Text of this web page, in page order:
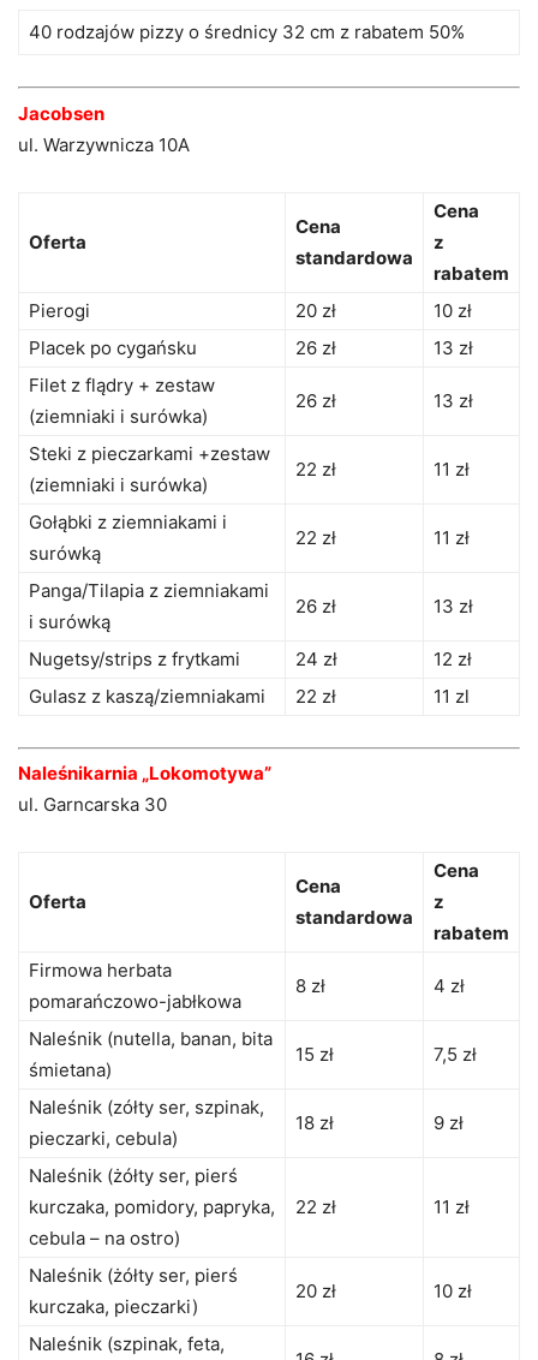
40 rodzajów pizzy o średnicy 32 cm z rabatem 50%
Jacobsen
ul. Warzywnicza 10A
Oferta
Cena
standardowa
Cena
z
rabatem
Pierogi
20 zł
10 zł
Placek po cygańsku
26 zł
13 zł
Filet z flądry + zestaw
(ziemniaki i surówka)
26 zł 13 zł
Steki z pieczarkami +zestaw
(ziemniaki i surówka)
22 zł 11 zł
Gołąbki z ziemniakami i
surówką
22 zł 11 zł
Panga/Tilapia z ziemniakami
i surówką
26 zł 13 zł
Nugetsy/strips z frytkami 24 zł
12 zł
Gulasz z kaszą/ziemniakami
22 zł 11 zl
Naleśnikarnia „Lokomotywa”
ul. Garncarska 30
Oferta
Cena
standardowa
Cena
z
rabatem
Firmowa herbata
pomarańczowo-jabłkowa
8 zł 4 zł
Naleśnik (nutella, banan, bita
śmietana)
15 zł 7,5 zł
Naleśnik (zółty ser, szpinak,
pieczarki, cebula)
18 zł 9 zł
Naleśnik (żółty ser, pierś
kurczaka, pomidory, papryka,
cebula – na ostro)
22 zł 11 zł
Naleśnik (żółty ser, pierś
kurczaka, pieczarki)
20 zł 10 zł
Naleśnik (szpinak, feta,